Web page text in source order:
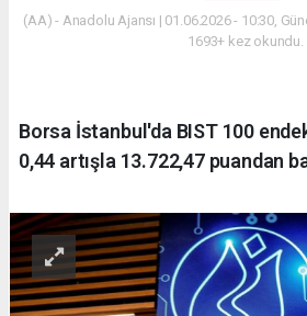
(AA) - Anadolu Ajansı | 01.06.2026 - 10:30,
1693+ kez okundu.
Borsa İstanbul'da BIST 100
0,44 artışla 13.722,47 puandan